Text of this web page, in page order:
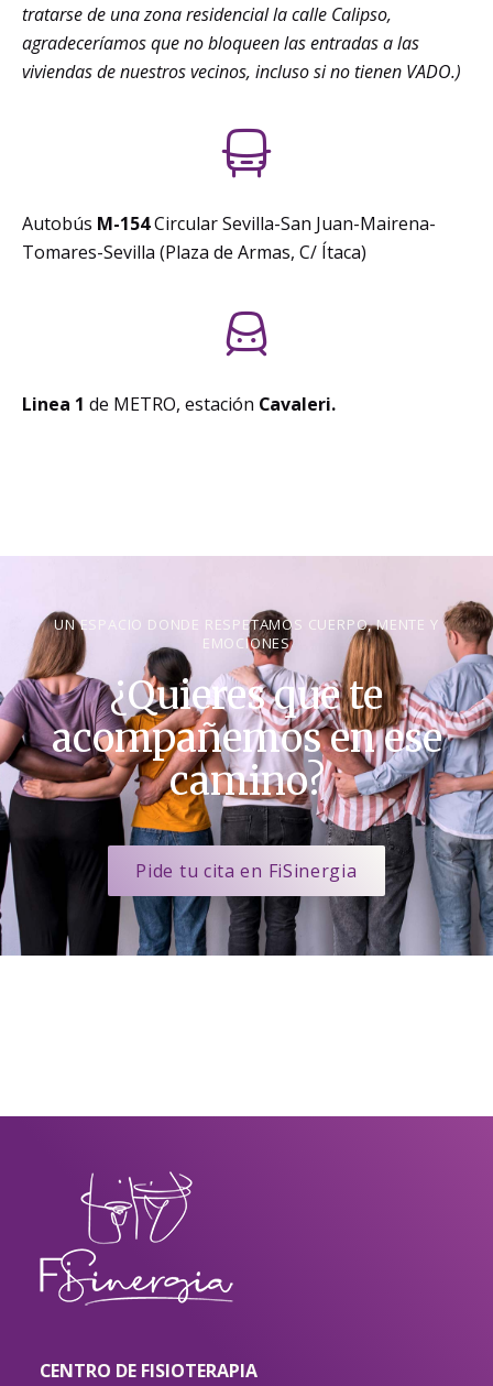
tratarse de una zona residencial la calle Calipso,
agradeceríamos que no bloqueen las entradas a las
viviendas de nuestros vecinos, incluso si no tienen VADO.)
Autobús M-154Circular Sevilla-San Juan-Mairena-
Tomares-Sevilla (Plaza de Armas, C/ Ítaca)
Linea 1 de METRO, estación Cavaleri.
UN ESPACIO DONDE RESPETAMOS CUERPO, MENTE Y
EMOCIONES
¿Quieres que te
acompañemos en ese
camino?
Pide tu cita en FiSinergia
CENTRO DE FISIOTERAPIA